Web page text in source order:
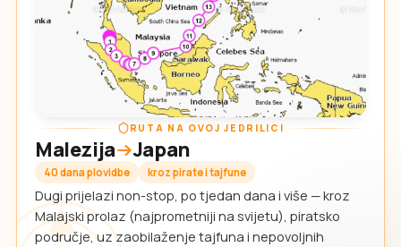
RUTA NA OVOJ JEDRILICI
Malezija Japan
40 dana plovidbe kroz pirate i tajfune
Dugi prijelazi non-stop, po tjedan dana i više — kroz
Malajski prolaz (najprometniji na svijetu), piratsko
područje, uz zaobilaženje tajfuna i nepovoljnih